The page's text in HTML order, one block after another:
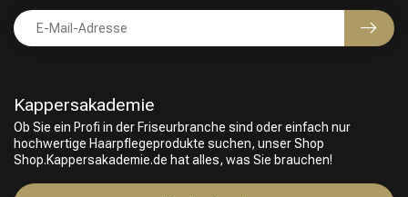
Kappersakademie
Ob Sie ein Profi in der Friseurbranche sind oder einfach nur
hochwertige Haarpflegeprodukte suchen, unser Shop
Shop.Kappersakademie.de hat alles, was Sie brauchen!